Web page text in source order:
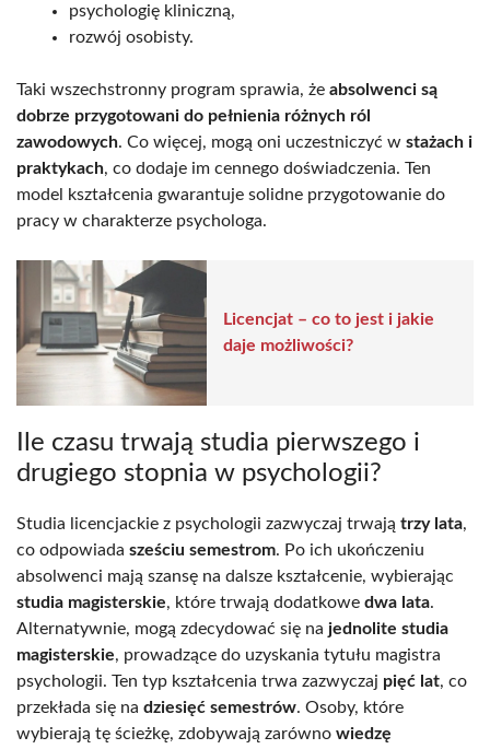
psychologię kliniczną,
rozwój osobisty.
Taki wszechstronny program sprawia, że absolwenci są
dobrze przygotowani do pełnienia różnych ról
zawodowych. Co więcej, mogą oni uczestniczyć w stażach i
praktykach, co dodaje im cennego doświadczenia. Ten
model kształcenia gwarantuje solidne przygotowanie do
pracy w charakterze psychologa.
Licencjat – co to jest i jakie
daje możliwości?
Ile czasu trwają studia pierwszego i
drugiego stopnia w psychologii?
Studia licencjackie z psychologii zazwyczaj trwają trzy lata,
co odpowiada sześciu semestrom. Po ich ukończeniu
absolwenci mają szansę na dalsze kształcenie, wybierając
studia magisterskie, które trwają dodatkowe dwa lata.
Alternatywnie, mogą zdecydować się na jednolite studia
magisterskie, prowadzące do uzyskania tytułu magistra
psychologii. Ten typ kształcenia trwa zazwyczaj pięć lat, co
przekłada się na dziesięć semestrów. Osoby, które
wybierają tę ścieżkę, zdobywają zarówno wiedzę